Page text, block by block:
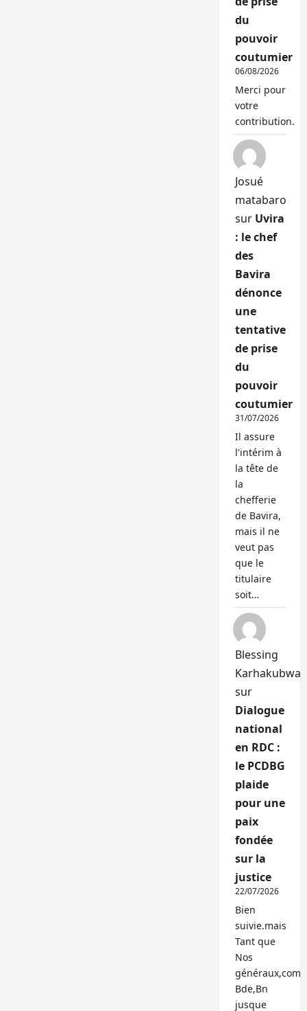
du
pouvoir
coutumier
06/08/2026
Merci pour
votre
contribution.
Josué
matabaro
sur Uvira
: le chef
des
Bavira
dénonce
une
tentative
de prise
du
pouvoir
coutumier
31/07/2026
Il assure
l'intérim à
la tête de
la
chefferie
de Bavira,
mais il ne
veut pas
que le
titulaire
soit…
Blessing
Karhakubwa
sur
Dialogue
national
en RDC :
le PCDBG
plaide
pour une
paix
fondée
sur la
justice
22/07/2026
Bien
suivie.mais
Tant que
Nos
généraux,com
Bde,Bn
jusque